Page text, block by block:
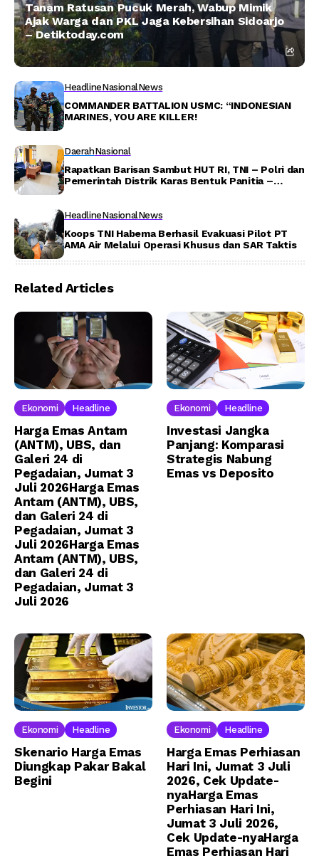
Tanam Ratusan Pucuk Merah, Wabup Mimik
Ajak Warga dan PKL Jaga Kebersihan Sidoarjo
– Detiktoday.com
HeadlineNasionalNews
COMMANDER BATTALION USMC: “INDONESIAN
MARINES, YOU ARE KILLER!
DaerahNasional
Rapatkan Barisan Sambut HUT RI, TNI – Polri dan
Pemerintah Distrik Karas Bentuk Panitia –
HeadlineNasionalNews
Koops TNI Habema Berhasil Evakuasi Pilot PT
AMA Air Melalui Operasi Khusus dan SAR Taktis
Related Articles
Ekonomi Headline
Harga Emas Antam
(ANTM), UBS, dan
Galeri 24 di
Pegadaian, Jumat 3
Juli 2026Harga Emas
Antam (ANTM), UBS,
dan Galeri 24 di
Pegadaian, Jumat 3
Juli 2026Harga Emas
Antam (ANTM), UBS,
dan Galeri 24 di
Pegadaian, Jumat 3
Juli 2026
Ekonomi Headline
Investasi Jangka
Panjang: Komparasi
Strategis Nabung
Emas vs Deposito
Ekonomi Headline
Skenario Harga Emas
Diungkap Pakar Bakal
Begini
Ekonomi Headline
Harga Emas Perhiasan
Hari Ini, Jumat 3 Juli
2026, Cek Update-
nyaHarga Emas
Perhiasan Hari Ini,
Jumat 3 Juli 2026,
Cek Update-nyaHarga
Emas Perhiasan Hari